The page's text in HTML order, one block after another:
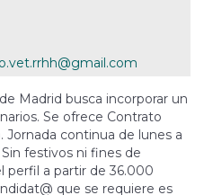
Madrid busca incorporar un
Se ofrece Contrato
continua de lunes a
festivos ni fines de
perfil a partir de 36.000
que se requiere es